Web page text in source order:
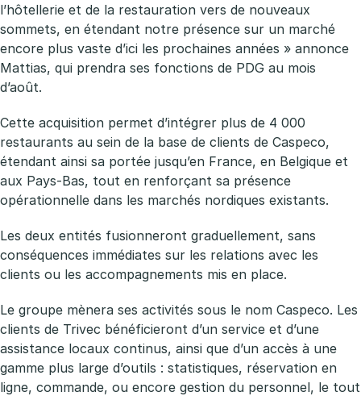
l’hôtellerie et de la restauration vers de nouveaux
sommets, en étendant notre présence sur un marché
encore plus vaste d’ici les prochaines années » annonce
Mattias, qui prendra ses fonctions de PDG au mois
d’août.
Cette acquisition permet d’intégrer plus de 4 000
restaurants au sein de la base de clients de Caspeco,
étendant ainsi sa portée jusqu’en France, en Belgique et
aux Pays-Bas, tout en renforçant sa présence
opérationnelle dans les marchés nordiques existants.
Les deux entités fusionneront graduellement, sans
conséquences immédiates sur les relations avec les
clients ou les accompagnements mis en place.
Le groupe mènera ses activités sous le nom Caspeco. Les
clients de Trivec bénéficieront d’un service et d’une
assistance locaux continus, ainsi que d’un accès à une
gamme plus large d’outils : statistiques, réservation en
ligne, commande, ou encore gestion du personnel, le tout